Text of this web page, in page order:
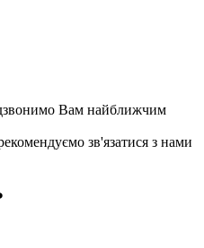
Вам найближчим
зв'язатися з нами